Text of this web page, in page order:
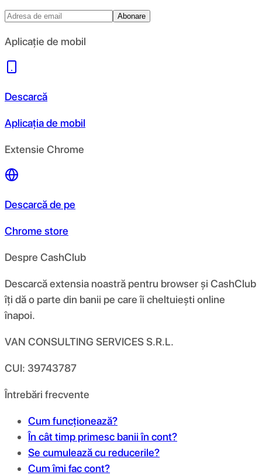
Abonare
Aplicație de mobil
Descarcă
Aplicația de mobil
Extensie Chrome
Descarcă de pe
Chrome store
Despre CashClub
Descarcă extensia noastră pentru browser și CashClub
îți dă o parte din banii pe care îi cheltuiești online
înapoi.
VAN CONSULTING SERVICES S.R.L.
CUI: 39743787
Întrebări frecvente
Cum funcționează?
În cât timp primesc banii în cont?
Se cumulează cu reducerile?
Cum îmi fac cont?